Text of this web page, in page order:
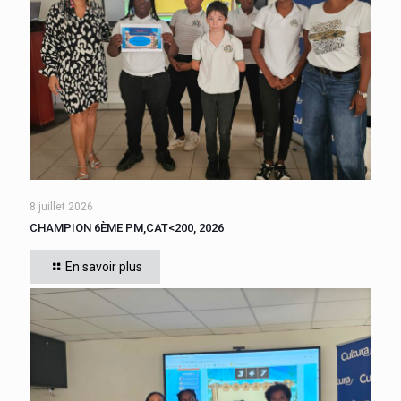
Cette année, tous les élèves de 6ème du collège se sont
affrontés. CADIGNAN Manuel, après une bataille bien
disputée, s’est imposé, le jeudi 4 juin 2026
8 juillet 2026
CHAMPION 6ÈME PM,CAT<200, 2026
En savoir plus